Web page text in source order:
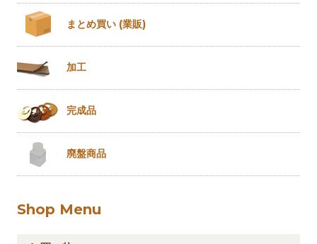
まとめ買い (業販)
加工
完成品
廃盤商品
Shop Menu